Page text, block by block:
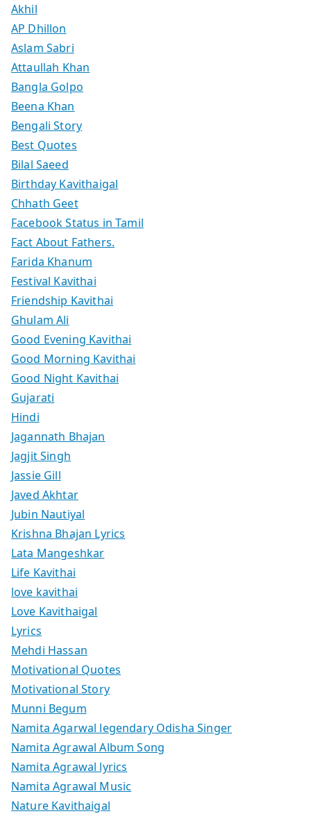
Akhil
AP Dhillon
Aslam Sabri
Attaullah Khan
Bangla Golpo
Beena Khan
Bengali Story
Best Quotes
Bilal Saeed
Birthday Kavithaigal
Chhath Geet
Facebook Status in Tamil
Fact About Fathers.
Farida Khanum
Festival Kavithai
Friendship Kavithai
Ghulam Ali
Good Evening Kavithai
Good Morning Kavithai
Good Night Kavithai
Gujarati
Hindi
Jagannath Bhajan
Jagjit Singh
Jassie Gill
Javed Akhtar
Jubin Nautiyal
Krishna Bhajan Lyrics
Lata Mangeshkar
Life Kavithai
love kavithai
Love Kavithaigal
Lyrics
Mehdi Hassan
Motivational Quotes
Motivational Story
Munni Begum
Namita Agarwal legendary Odisha Singer
Namita Agrawal Album Song
Namita Agrawal lyrics
Namita Agrawal Music
Nature Kavithaigal